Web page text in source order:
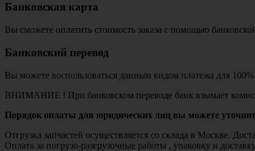
Банковская карта
Вы сможете оплатить стоимость заказа с помощью
Банковский перевод
Вы можете воспользоваться данным видом платежа для
ВНИМАНИЕ ! При банковском переводе банк взымает
Порядок оплаты для юридических лиц вы можете
Отгрузка запчастей осуществляется со склада в Москве.
Оплата за погрузо-разгрузочные работы , упаковку и